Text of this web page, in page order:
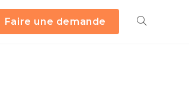
Faire une demande